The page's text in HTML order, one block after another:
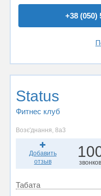
+38 (050)
Status
Фитнес клуб
Возє'днання, 8а3
Добавить
отзыв
звонков
Табата